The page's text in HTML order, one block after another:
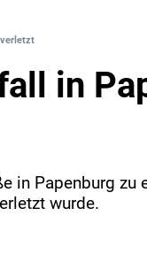
verletzt
in
in Papenburg zu
wurde.